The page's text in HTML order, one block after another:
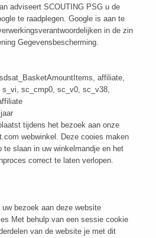
adviseert SCOUTING PSG u de
te raadplegen. Google is aan te
in de zin
Gegevensbescherming.
affiliate,
sc_cmp0, sc_v0, sc_v38,
tijdens het bezoek aan onze
webwinkel. Deze cooies maken
te slaan in uw winkelmandje en het
correct te laten verlopen.
bezoek aan deze website
Met behulp van een sessie cookie
van de website je met dit